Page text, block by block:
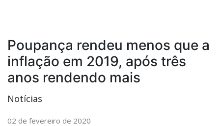
Poupança rendeu menos que a
inflação em 2019, após três
anos rendendo mais
Notícias
02 de fevereiro de 2020